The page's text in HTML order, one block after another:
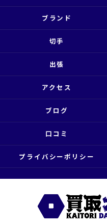
ブランド
切手
出張
アクセス
ブログ
口コミ
プライバシーポリシー